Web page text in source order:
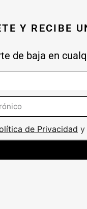
Y RECIBE
de baja en
de Privacidad y